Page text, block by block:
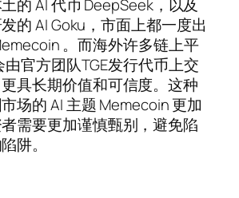
的 AI 代币 DeepSeek，以及
的 AI Goku，市面上都一度出
。而海外许多链上平
由官方团队TGE发行代币上交
具长期价值和可信度。这种
场的 AI 主题 Memecoin 更加
需要更加谨慎甄别，避免陷
阱。